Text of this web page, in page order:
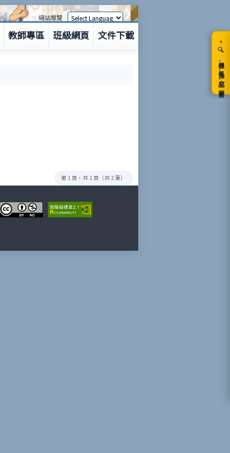
❯
::: 網站導覽
教師專區 班級網頁 文件下載
第 1 頁，共 1 頁（共 2 筆）
‹
🔍搜尋、氣溫、空品、行事曆